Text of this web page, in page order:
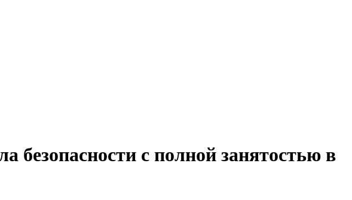
безопасности с полной занятостью в